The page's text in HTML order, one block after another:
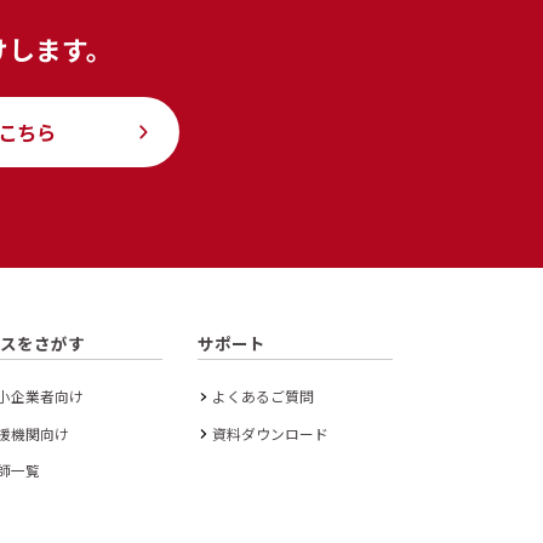
ます。
ちら
をさがす
企業者向け
機関向け
一覧
サポート
よくあるご質問
資料ダウンロード